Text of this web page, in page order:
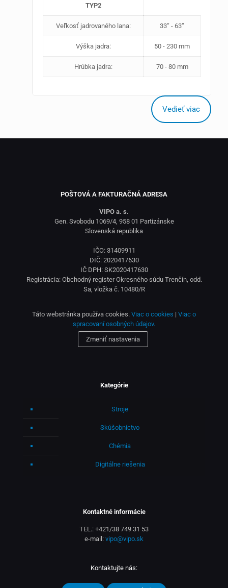
TYP2
Veľkosť jadrovaného lana: 33‘‘ - 63‘‘
Výška jadra: 50 - 230 mm
Hrúbka jadra: 70 - 80 mm
Vedieť viac
POŠTOVÁ A FAKTURAČNÁ ADRESA
VIPO a. s.
Gen. Svobodu 1069/4, 958 01 Partizánske
Slovenská republika
IČO: 31409911
DIČ: 2020417630
IČ DPH: SK2020417630
Registrácia: Obchodný register Okresného súdu Trenčín, odd.
Sa, vložka č. 10480/R
Táto webstránka používa cookies. Viac o cookies | Viac o
spracovaní osobných údajov.
Zmeniť nastavenia
Kategórie
Stroje
Skúšobníctvo
Chémia
Digitálne riešenia
Kontaktné informácie
TEL.: +421/38 749 31 53
e-mail: vipo@vipo.sk
Kontaktujte nás: